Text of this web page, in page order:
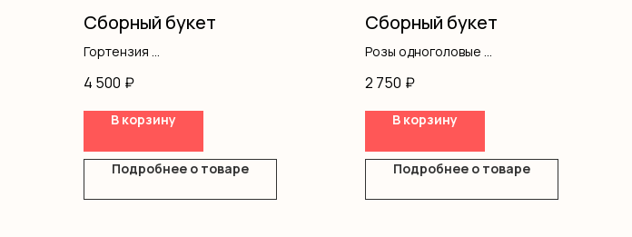
Сборный букет
Гортензия
Оформление
4 500 ₽
В корзину
Подробнее о товаре
Сборный букет
Розы одноголовые
Альстромерия
Оформление
2 750 ₽
В корзину
Подробнее о товаре